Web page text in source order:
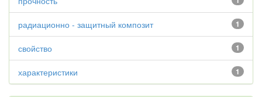
1
радиационно - защитный композит
1
свойство
1
характеристики